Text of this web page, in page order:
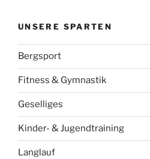
UNSERE SPARTEN
Bergsport
Fitness & Gymnastik
Geselliges
Kinder- & Jugendtraining
Langlauf